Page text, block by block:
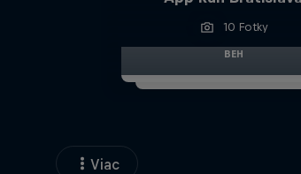
10 Fotky
BEH
Viac